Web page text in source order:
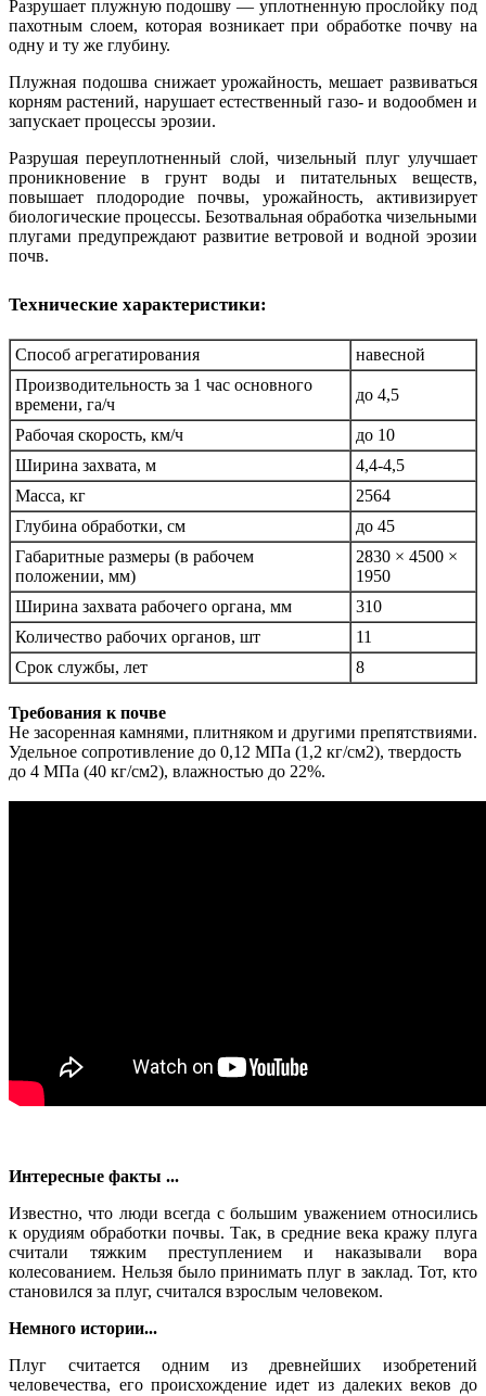
Разрушает плужную подошву — уплотненную прослойку под
пахотным слоем, которая возникает при обработке почву на
одну и ту же глубину.
Плужная подошва снижает урожайность, мешает развиваться
корням растений, нарушает естественный газо- и водообмен и
запускает процессы эрозии.
Разрушая переуплотненный слой, чизельный плуг улучшает
проникновение в грунт воды и питательных веществ,
повышает плодородие почвы, урожайность, активизирует
биологические процессы. Безотвальная обработка чизельными
плугами предупреждают развитие ветровой и водной эрозии
почв.
Технические характеристики:
Способ агрегатирования
навесной
Производительность за 1 час основного
времени, га/ч
до 4,5
Рабочая скорость, км/ч
до 10
Ширина захвата, м
4,4-4,5
Масса, кг
2564
Глубина обработки, см
до 45
Габаритные размеры (в рабочем
положении, мм)
2830 × 4500 ×
1950
Ширина захвата рабочего органа, мм
310
Количество рабочих органов, шт
11
Срок службы, лет
8
Требования к почве
Не засоренная камнями, плитняком и другими препятствиями.
Удельное сопротивление до 0,12 МПа (1,2 кг/см2), твердость
до 4 МПа (40 кг/см2), влажностью до 22%.
Интересные факты ...
Известно, что люди всегда с большим уважением относились
к орудиям обработки почвы. Так, в средние века кражу плуга
считали тяжким преступлением и наказывали вора
колесованием. Нельзя было принимать плуг в заклад. Тот, кто
становился за плуг, считался взрослым человеком.
Немного истории...
Плуг считается одним из древнейших изобретений
человечества, его происхождение идет из далеких веков до